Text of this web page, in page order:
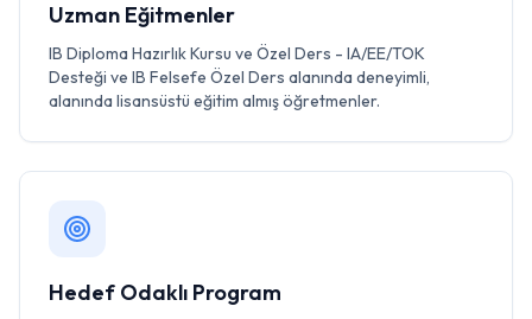
Uzman Eğitmenler
IB Diploma Hazırlık Kursu ve Özel Ders - IA/EE/TOK
Desteği ve IB Felsefe Özel Ders alanında deneyimli,
alanında lisansüstü eğitim almış öğretmenler.
Hedef Odaklı Program